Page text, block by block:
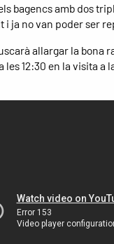
bagencs amb dos
i ja no van poder ser
allargar la bona
les 12:30 en la visita a